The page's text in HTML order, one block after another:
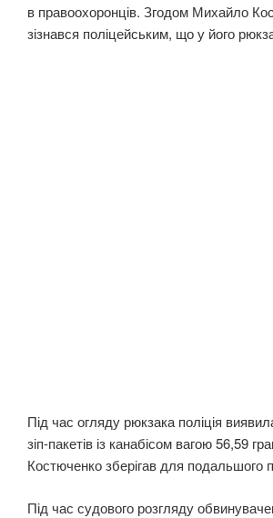
в правоохоронців. Згодом Михайло
зізнався поліцейським, що у його
Під час огляду рюкзака поліція
зіп-пакетів із канабісом вагою 56,59
Костюченко зберігав для подальшого
Під час судового розгляду